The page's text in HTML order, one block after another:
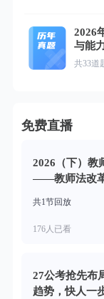
2026
与能
共33道
免费直播
2026（下）教
——教师法改
共1节回放
176人已看
27公考抢先布
趋势，快人一